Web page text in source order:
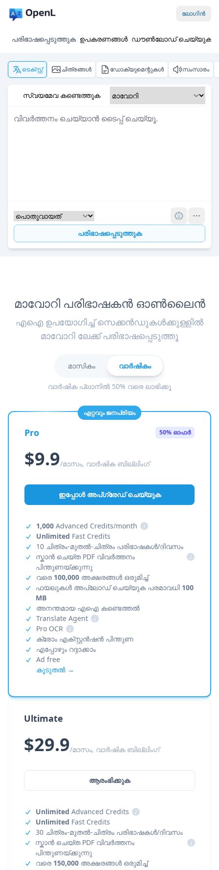
ലോഗിൻ
പരിഭാഷപ്പെടുത്തുക ഉപകരണങ്ങൾ ഡൗൺലോഡ് ചെയ്യുക
ടെക്സ്റ്റ് ചിത്രങ്ങൾ ഡോക്യുമെന്റുകൾ സംസാരം
സ്വയമേവ കണ്ടെത്തുക
പരിഭാഷപ്പെടുത്തുക
മാവോറി പരിഭാഷകൻ ഓൺലൈൻ
എഐ ഉപയോഗിച്ച് സെക്കൻഡുകൾക്കുള്ളിൽ
മാവോറി ലേക്ക് പരിഭാഷപ്പെടുത്തൂ
മാസികം വാർഷികം
വാർഷിക പ്ലാനിൽ 50% വരെ ലാഭിക്കൂ
ഏറ്റവും ജനപ്രിയം
Pro 50% ഓഫർ
$9.9/മാസം, വാർഷിക ബില്ലിംഗ്
ഇപ്പോൾ അപ്‌ഗ്രേഡ് ചെയ്യുക
1,000 Advanced Credits/month
i
Unlimited Fast Credits
10 ചിത്രം-മുതൽ-ചിത്രം പരിഭാഷകൾ/ദിവസം
സ്കാൻ ചെയ്ത PDF വിവർത്തനം
പിന്തുണയ്ക്കുന്നു
i
വരെ 100,000 അക്ഷരങ്ങൾ ഒരുമിച്ച്
ഫയലുകൾ അപ്‌ലോഡ് ചെയ്യുക പരമാവധി 100
MB
അനന്തമായ എഐ കണ്ടെത്തൽ
Translate Agent
i
Pro OCR
i
ക്രോം എക്സ്റ്റൻഷൻ പിന്തുണ
എപ്പോഴും റദ്ദാക്കാം
Ad free
കൂടുതൽ →
Ultimate
$29.9/മാസം, വാർഷിക ബില്ലിംഗ്
ആരംഭിക്കുക
Unlimited Advanced Credits
i
Unlimited Fast Credits
30 ചിത്രം-മുതൽ-ചിത്രം പരിഭാഷകൾ/ദിവസം
സ്കാൻ ചെയ്ത PDF വിവർത്തനം
പിന്തുണയ്ക്കുന്നു
i
വരെ 150,000 അക്ഷരങ്ങൾ ഒരുമിച്ച്